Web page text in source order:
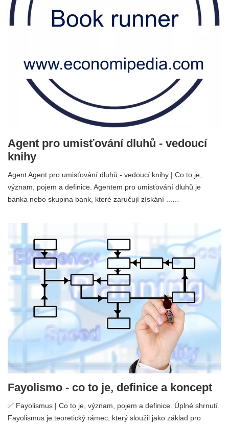
Agent pro umisťování dluhů - vedoucí
knihy
Agent Agent pro umisťování dluhů - vedoucí knihy | Co to je,
význam, pojem a definice. Agentem pro umisťování dluhů je
banka nebo skupina bank, které zaručují získání ...…
Fayolismo - co to je, definice a koncept
✅ Fayolismus | Co to je, význam, pojem a definice. Úplné shrnutí.
Fayolismus je teoretický rámec, který sloužil jako základ pro